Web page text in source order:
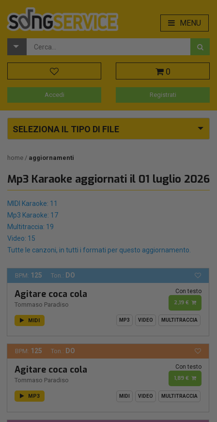
MENU
0
Accedi Registrati
SELEZIONA IL TIPO DI FILE
home aggiornamenti
Mp3 Karaoke aggiornati il 01 luglio 2026
MIDI Karaoke: 11
Mp3 Karaoke: 17
Multitraccia: 19
Video: 15
Tutte le canzoni, in tutti i formati per questo aggiornamento.
BPM: 125 Ton.: DO
Agitare coca cola
Tommaso Paradiso
Con testo
2,19 €
MIDI MP3 VIDEO MULTITRACCIA
BPM: 125 Ton.: DO
Agitare coca cola
Tommaso Paradiso
Con testo
1,89 €
MP3 MIDI VIDEO MULTITRACCIA